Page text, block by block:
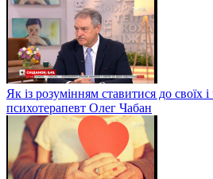
Як із розумінням ставитися до своїх
психотерапевт Олег Чабан